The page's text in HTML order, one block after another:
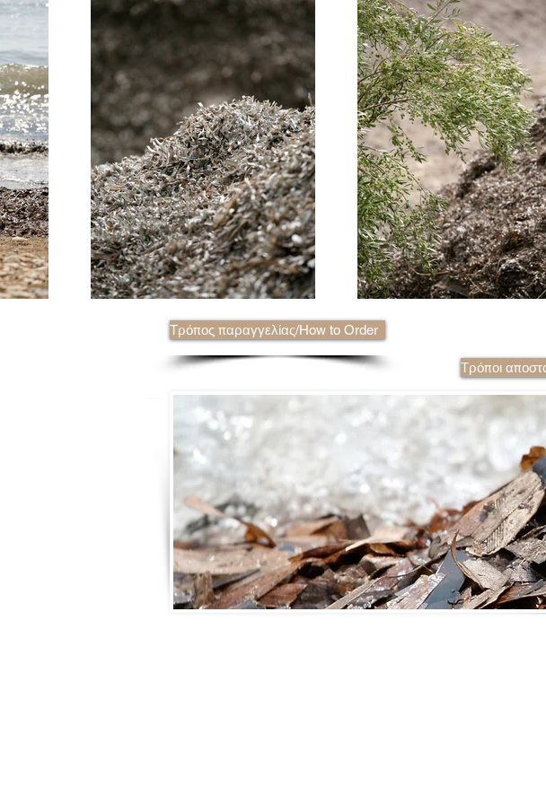
Τρόπος παραγγελίας/How to Order
Τρόποι